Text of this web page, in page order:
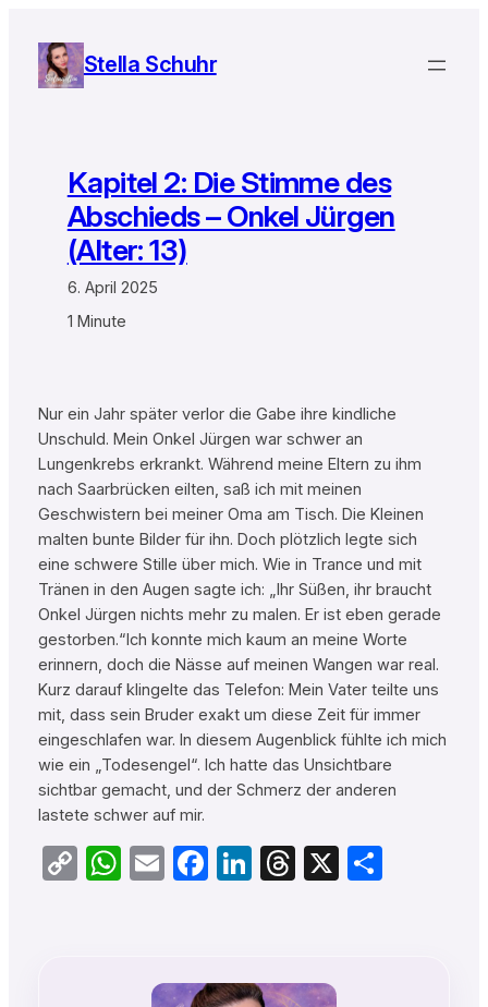
Inhalt
springen
Stella Schuhr
Kapitel 2: Die Stimme des
Abschieds – Onkel Jürgen
(Alter: 13)
6. April 2025
1 Minute
Nur ein Jahr später verlor die Gabe ihre kindliche
Unschuld. Mein Onkel Jürgen war schwer an
Lungenkrebs erkrankt. Während meine Eltern zu ihm
nach Saarbrücken eilten, saß ich mit meinen
Geschwistern bei meiner Oma am Tisch. Die Kleinen
malten bunte Bilder für ihn. Doch plötzlich legte sich
eine schwere Stille über mich. Wie in Trance und mit
Tränen in den Augen sagte ich: „Ihr Süßen, ihr braucht
Onkel Jürgen nichts mehr zu malen. Er ist eben gerade
gestorben.“Ich konnte mich kaum an meine Worte
erinnern, doch die Nässe auf meinen Wangen war real.
Kurz darauf klingelte das Telefon: Mein Vater teilte uns
mit, dass sein Bruder exakt um diese Zeit für immer
eingeschlafen war. In diesem Augenblick fühlte ich mich
wie ein „Todesengel“. Ich hatte das Unsichtbare
sichtbar gemacht, und der Schmerz der anderen
lastete schwer auf mir.
CopyWhatsApp
EmailFacebook
LinkedIn
Threads
X Teilen